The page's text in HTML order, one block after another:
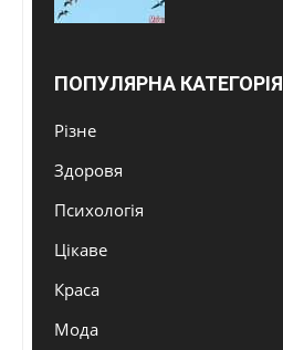
ПОПУЛЯРНА КАТЕГОРІЯ
Різне
Здоровя
Психологія
Цікаве
Краса
Мода